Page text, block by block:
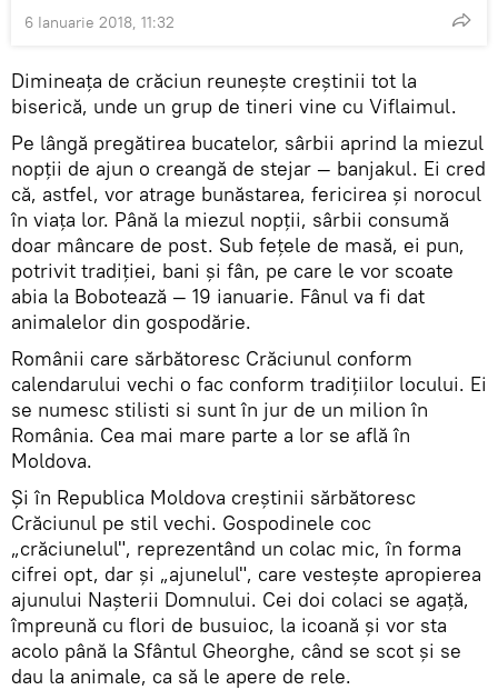
6 Ianuarie 2018, 11:32
Dimineaţa de crăciun reuneşte creştinii tot la
biserică, unde un grup de tineri vine cu Viflaimul.
Pe lângă pregătirea bucatelor, sârbii aprind la miezul
nopţii de ajun o creangă de stejar — banjakul. Ei cred
că, astfel, vor atrage bunăstarea, fericirea şi norocul
în viaţa lor. Până la miezul nopţii, sârbii consumă
doar mâncare de post. Sub feţele de masă, ei pun,
potrivit tradiţiei, bani şi fân, pe care le vor scoate
abia la Bobotează — 19 ianuarie. Fânul va fi dat
animalelor din gospodărie.
Românii care sărbătoresc Crăciunul conform
calendarului vechi o fac conform tradiţiilor locului. Ei
se numesc stilisti si sunt în jur de un milion în
România. Cea mai mare parte a lor se află în
Moldova.
Şi în Republica Moldova creștinii sărbătoresc
Crăciunul pe stil vechi. Gospodinele coc
„crăciunelul", reprezentând un colac mic, în forma
cifrei opt, dar şi „ajunelul", care vesteşte apropierea
ajunului Naşterii Domnului. Cei doi colaci se agaţă,
împreună cu flori de busuioc, la icoană şi vor sta
acolo până la Sfântul Gheorghe, când se scot şi se
dau la animale, ca să le apere de rele.